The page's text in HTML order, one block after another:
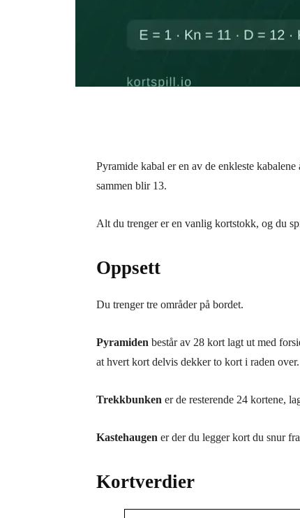
Pyramide kabal er en av de enkleste
sammen blir 13.
Alt du trenger er en vanlig kortstokk, og du
Oppsett
Du trenger tre områder på bordet.
Pyramiden består av 28 kort lagt ut med
at hvert kort delvis dekker to kort i raden over.
Trekkbunken er de resterende 24 kortene,
Kastehaugen er der du legger kort du snur
Kortverdier